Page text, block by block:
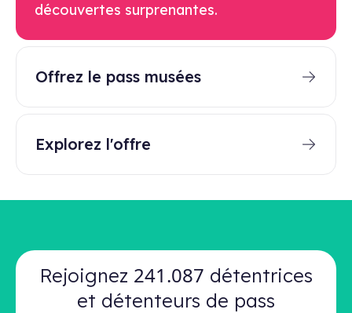
découvertes surprenantes.
Offrez le pass musées
Explorez l'offre
Rejoignez 241.087 détentrices
et détenteurs de pass